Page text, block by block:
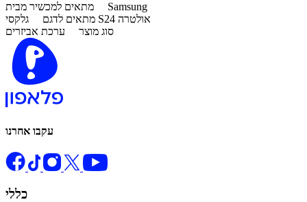
מתאים למכשיר מבית Samsung
מתאים לדגם
גלקסי S24 אולטרה
סוג מוצר ערכת אביזרים
עקבו אחרנו
כללי